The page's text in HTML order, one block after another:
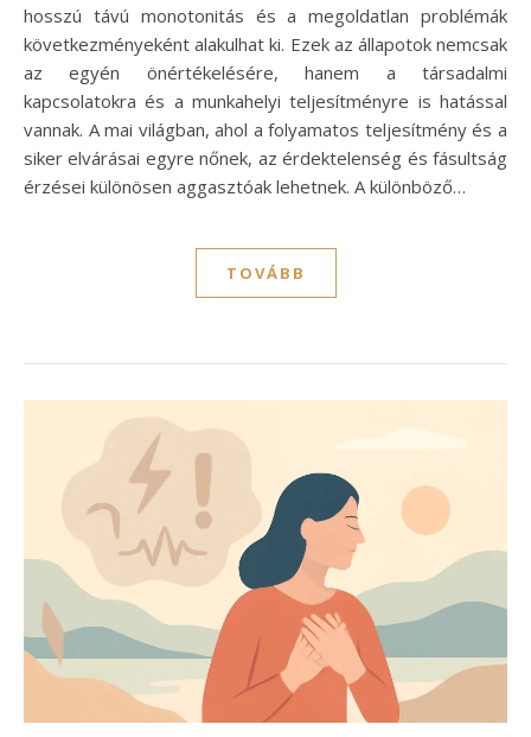
hosszú távú monotonitás és a megoldatlan problémák
következményeként alakulhat ki. Ezek az állapotok nemcsak
az egyén önértékelésére, hanem a társadalmi
kapcsolatokra és a munkahelyi teljesítményre is hatással
vannak. A mai világban, ahol a folyamatos teljesítmény és a
siker elvárásai egyre nőnek, az érdektelenség és fásultság
érzései különösen aggasztóak lehetnek. A különböző…
TOVÁBB